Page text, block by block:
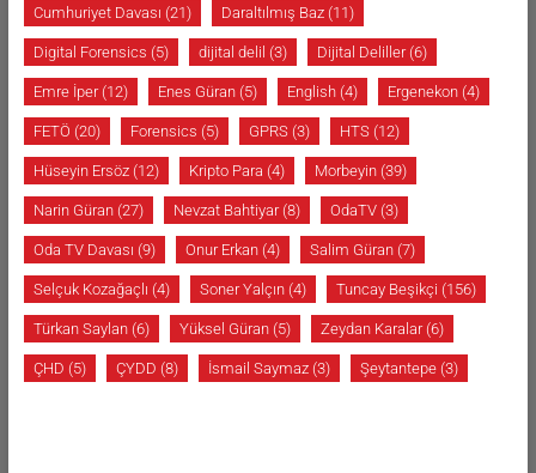
Cumhuriyet Davası (21) Daraltılmış Baz(11)
Digital Forensics (5) dijital delil (3) Dijital Deliller(6)
Emre İper(12) Enes Güran(5) English(4) Ergenekon(4)
FETÖ (20) Forensics (5) GPRS(3) HTS(12)
Hüseyin Ersöz(12) Kripto Para (4) Morbeyin(39)
Narin Güran(27) Nevzat Bahtiyar(8) OdaTV(3)
Oda TV Davası (9) Onur Erkan(4) Salim Güran(7)
Selçuk Kozağaçlı (4) Soner Yalçın(4) Tuncay Beşikçi (156)
Türkan Saylan(6) Yüksel Güran(5) Zeydan Karalar(6)
ÇHD (5) ÇYDD (8) İsmail Saymaz(3) Şeytantepe(3)